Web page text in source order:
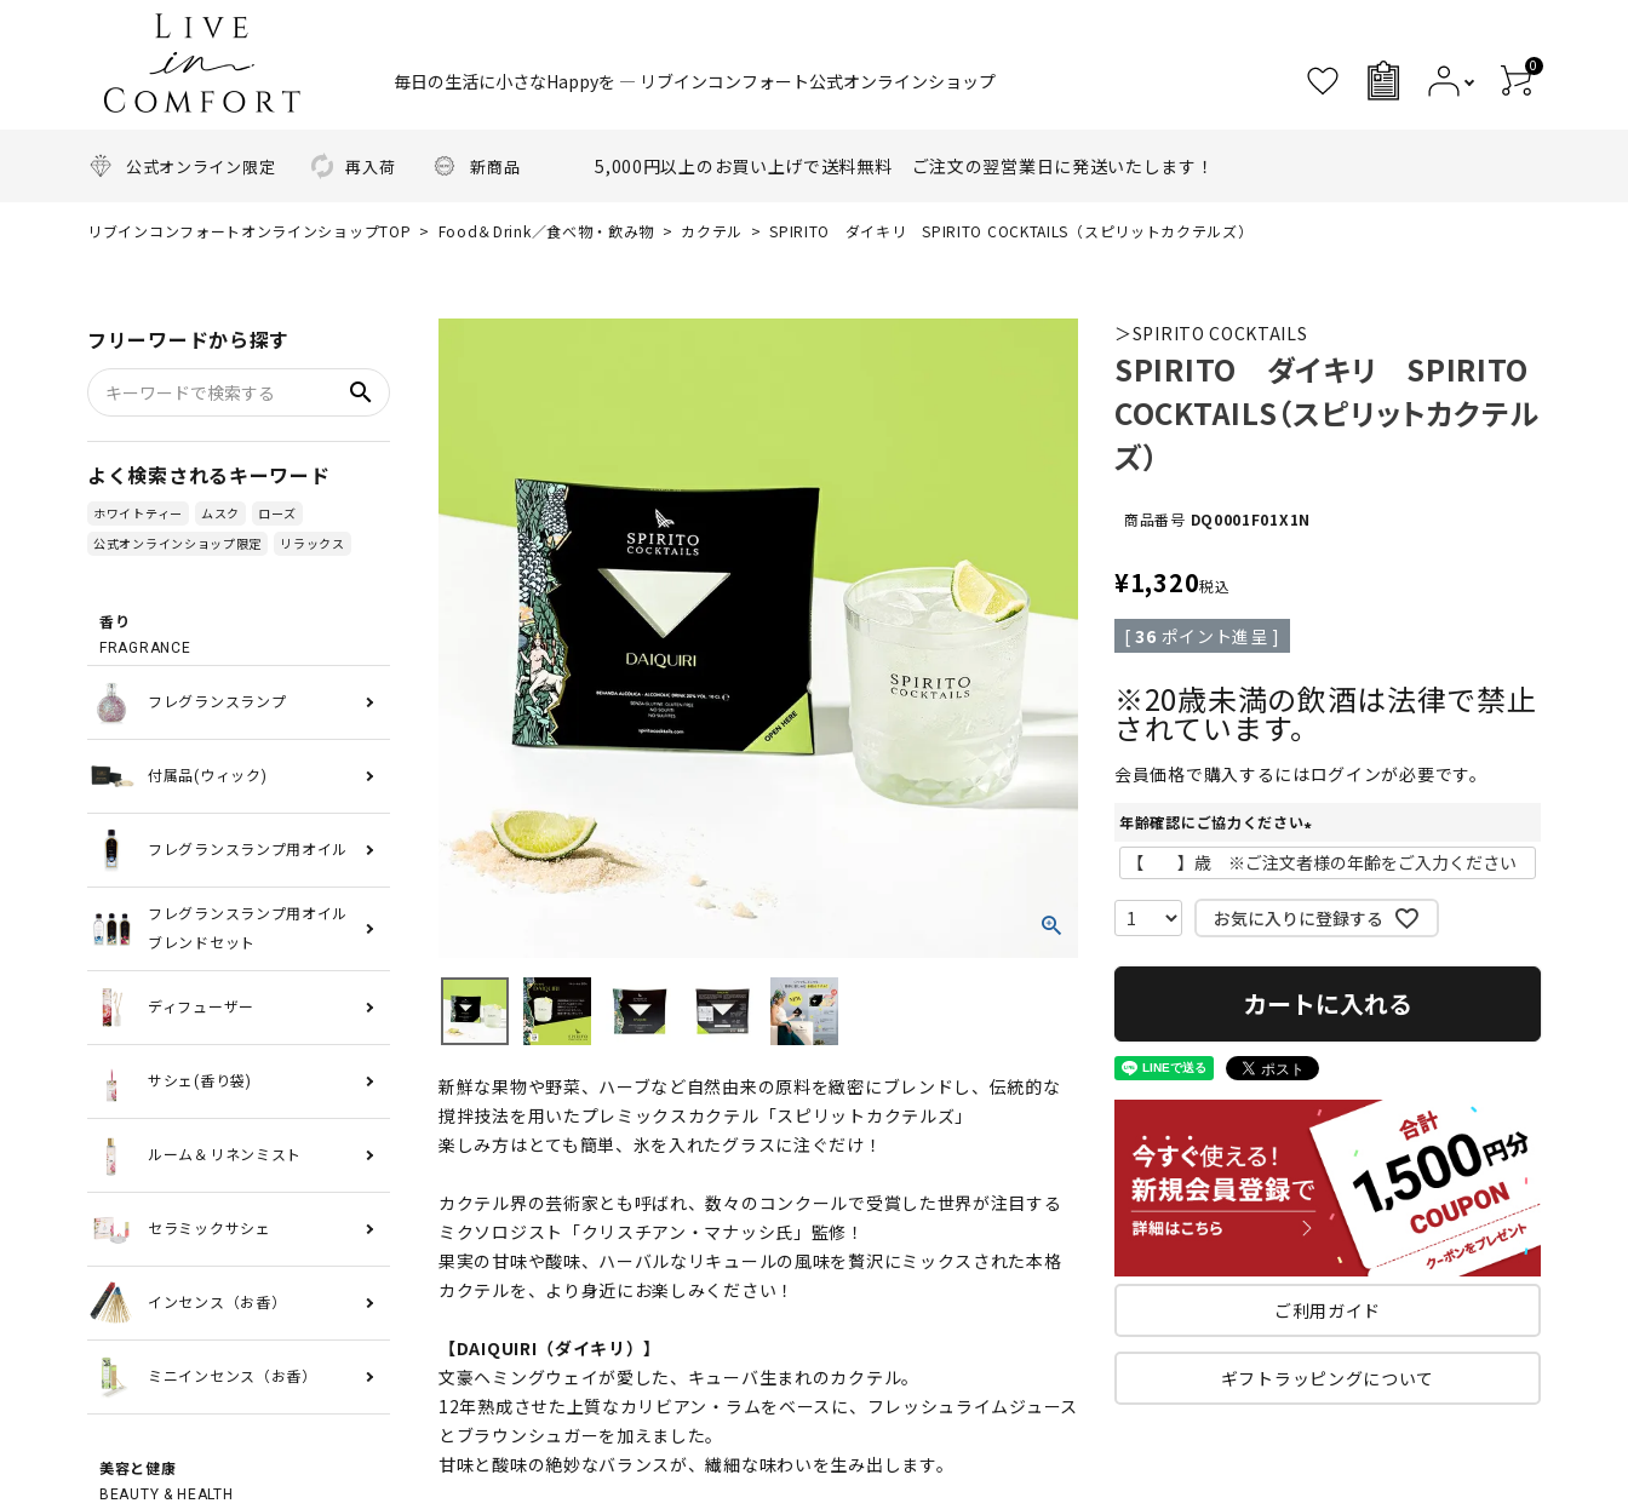
毎日の生活に小さなHappyを ― リブインコンフォート公式オンラインショップ
0
公式オンライン限定 再入荷 新商品 5,000円以上のお買い上げで送料無料 ご注文の翌営業日に発送いたします！
リブインコンフォートオンラインショップTOP Food＆Drink／食べ物・飲み物 カクテル SPIRITO ダイキリ SPIRITO COCKTAILS（スピリットカクテルズ）
フリーワードから探す
search
よく検索されるキーワード
ホワイトティー ムスク
ローズ
公式オンラインショップ限定
リラックス
香り
FRAGRANCE
フレグランスランプ
付属品(ウィック)
フレグランスランプ用オイル
フレグランスランプ用オイル
ブレンドセット
ディフューザー
サシェ(香り袋)
ルーム＆リネンミスト
セラミックサシェ
インセンス（お香）
ミニインセンス（お香）
美容と健康
BEAUTY & HEALTH
新鮮な果物や野菜、ハーブなど自然由来の原料を緻密にブレンドし、伝統的な
撹拌技法を用いたプレミックスカクテル「スピリットカクテルズ」
楽しみ方はとても簡単、氷を入れたグラスに注ぐだけ！
カクテル界の芸術家とも呼ばれ、数々のコンクールで受賞した世界が注目する
ミクソロジスト「クリスチアン・マナッシ氏」監修！
果実の甘味や酸味、ハーバルなリキュールの風味を贅沢にミックスされた本格
カクテルを、より身近にお楽しみください！
【DAIQUIRI（ダイキリ）】
文豪ヘミングウェイが愛した、キューバ生まれのカクテル。
12年熟成させた上質なカリビアン・ラムをベースに、フレッシュライムジュース
とブラウンシュガーを加えました。
甘味と酸味の絶妙なバランスが、繊細な味わいを生み出します。
＞SPIRITO COCKTAILS
SPIRITO ダイキリ SPIRITO
COCKTAILS（スピリットカクテル
ズ）
商品番号 DQ0001F01X1N
¥1,320税込
[ 36 ポイント進呈 ]
※20歳未満の飲酒は法律で禁止
されています。
会員価格で購入するにはログインが必要です。
年齢確認にご協力ください
(
必
須
)
お気に入りに登録する
カートに入れる
ご利用ガイド
ギフトラッピングについて